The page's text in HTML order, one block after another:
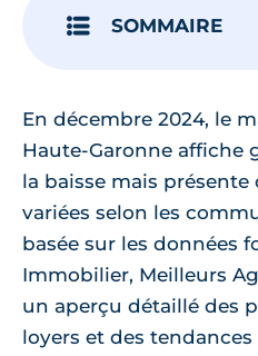
SOMMAIRE
En décembre 2024, le
Haute-Garonne affiche
la baisse mais
variées selon les
basée sur les données
Immobilier, Meilleurs
un aperçu détaillé des
loyers et des